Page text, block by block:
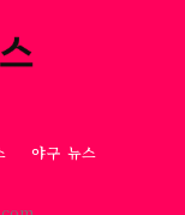
야구 뉴스